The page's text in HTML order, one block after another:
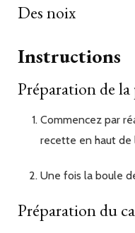
Des noix
Instructions
Préparation de la
Commencez par réaliser votre pâte. Lien vers la
recette en haut de
Une fois la boule
Préparation du